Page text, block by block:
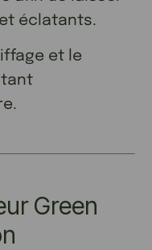
éclatants.
et le
Green